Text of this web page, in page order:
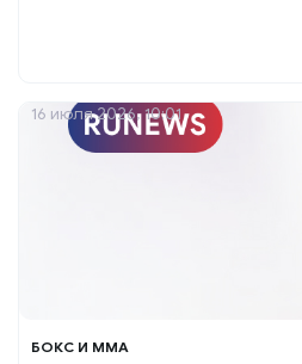
БОКС И ММА
16 июля 2026, 10:01